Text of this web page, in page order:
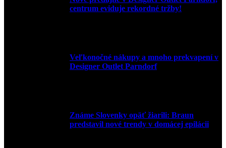
centrum eviduje rekordné tržby!
Veľkonočné nákupy a mnoho prekvapení v
Designer Outlet Parndorf
Známe Slovenky opäť žiarili: Braun
predstavil nové trendy v domácej epilácii